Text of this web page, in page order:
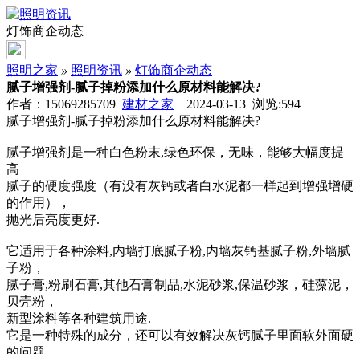
灯饰商企动态
照明之家 » 照明资讯 » 灯饰商企动态
腻子增强剂-腻子掉粉添加什么原材料能解决?
作者：15069285709 建材之家 2024-03-13 浏览:594
腻子增强剂-腻子掉粉添加什么原材料能解决?
腻子增强剂是一种白色粉末,绿色环保，无味，能够大幅度提
高
腻子的硬度强度（有没有灰钙或者白水泥都一样起到增强增硬
的作用），
抛光后亮度更好.
它适用于各种涂料,内墙打底腻子粉,内墙灰钙基腻子粉,外墙腻
子粉，
腻子膏,粉刷石膏,其他石膏制品,水泥砂浆,保温砂浆，硅藻泥，
贝壳粉，
新型涂料等各种建筑用途.
它是一种特殊的成分，还可以有效解决灰钙腻子里面软外面硬